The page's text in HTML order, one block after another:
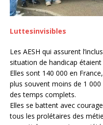
Luttesinvisibles
Les AESH qui assurent
situation de handicap étaient
Elles sont 140 000 en
plus souvent moins de 1
des temps complets.
Elles se battent avec
tous les prolétaires des